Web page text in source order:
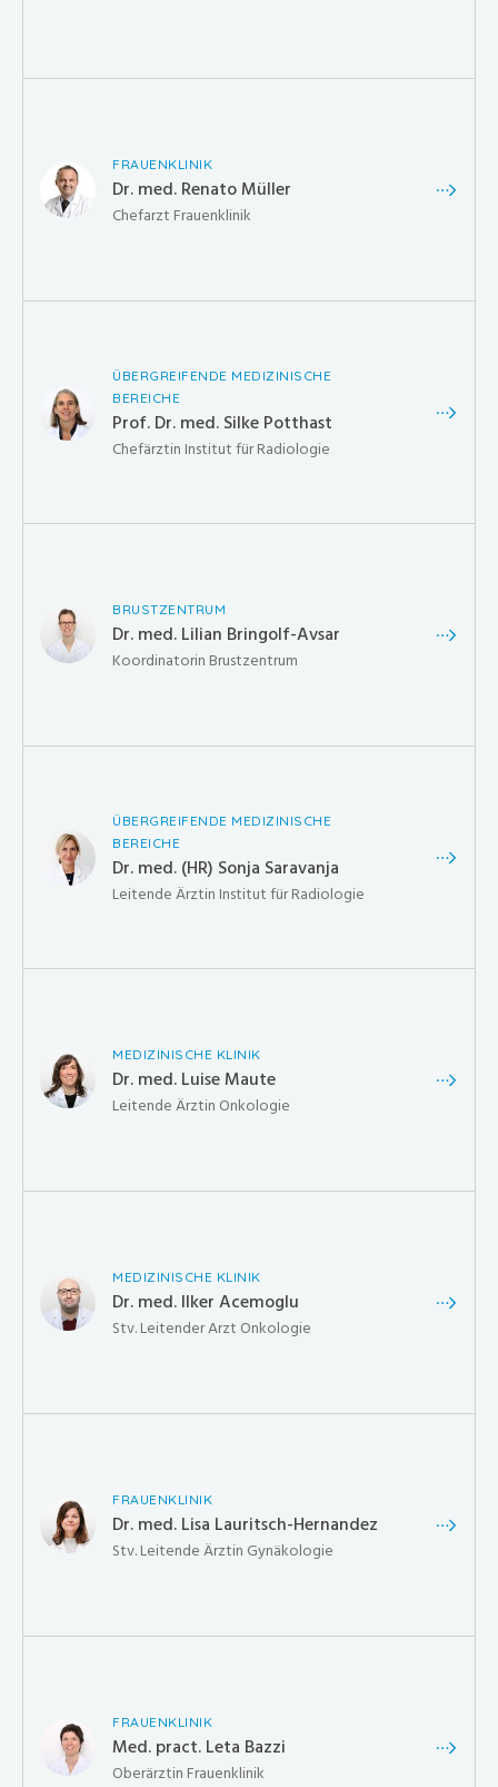
FRAUENKLINIK
Dr. med. Renato Müller
Chefarzt Frauenklinik
ÜBERGREIFENDE MEDIZINISCHE
BEREICHE
Prof. Dr. med. Silke Potthast
Chefärztin Institut für Radiologie
BRUSTZENTRUM
Dr. med. Lilian Bringolf-Avsar
Koordinatorin Brustzentrum
ÜBERGREIFENDE MEDIZINISCHE
BEREICHE
Dr. med. (HR) Sonja Saravanja
Leitende Ärztin Institut für Radiologie
MEDIZINISCHE KLINIK
Dr. med. Luise Maute
Leitende Ärztin Onkologie
MEDIZINISCHE KLINIK
Dr. med. Ilker Acemoglu
Stv. Leitender Arzt Onkologie
FRAUENKLINIK
Dr. med. Lisa Lauritsch-Hernandez
Stv. Leitende Ärztin Gynäkologie
FRAUENKLINIK
Med. pract. Leta Bazzi
Oberärztin Frauenklinik